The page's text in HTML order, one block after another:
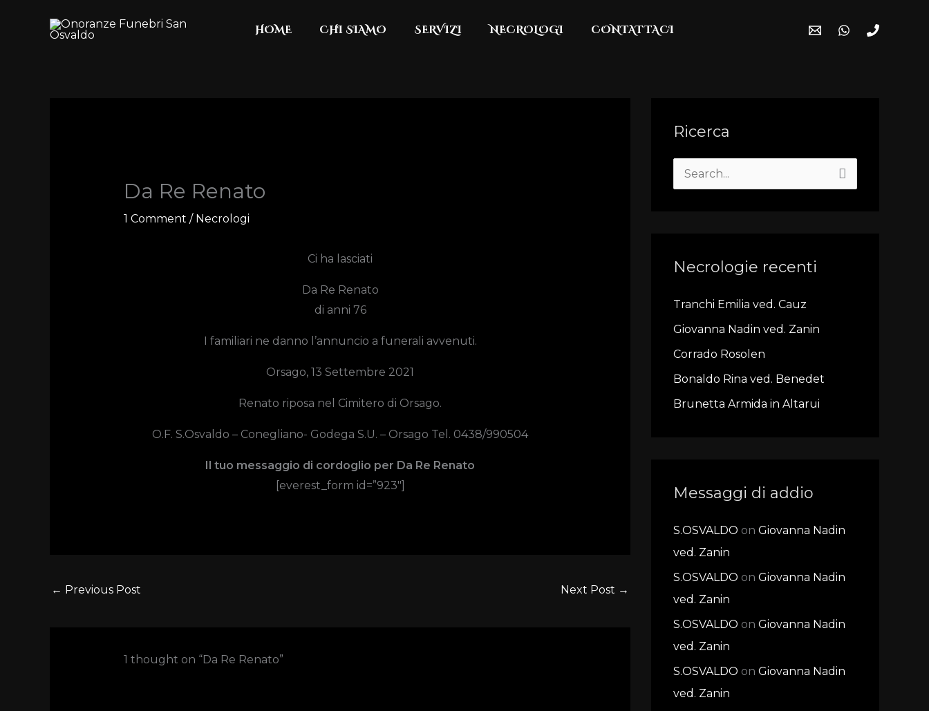
HOME CHI SIAMO SERVIZI NECROLOGI CONTATTACI
Da Re Renato
1 Comment / Necrologi
Ci ha lasciati
Da Re Renato
di anni 76
I familiari ne danno l’annuncio a funerali avvenuti.
Orsago, 13 Settembre 2021
Renato riposa nel Cimitero di Orsago.
O.F. S.Osvaldo – Conegliano- Godega S.U. – Orsago Tel. 0438/990504
Il tuo messaggio di cordoglio per Da Re Renato
[everest_form id=”923″]
← Previous Post Next Post →
1 thought on “Da Re Renato”
Ricerca
c
f
o
r
:
Necrologie recenti
Tranchi Emilia ved. Cauz
Giovanna Nadin ved. Zanin
Corrado Rosolen
Bonaldo Rina ved. Benedet
Brunetta Armida in Altarui
Messaggi di addio
S.OSVALDO on Giovanna Nadin
ved. Zanin
S.OSVALDO on Giovanna Nadin
ved. Zanin
S.OSVALDO on Giovanna Nadin
ved. Zanin
S.OSVALDO on Giovanna Nadin
ved. Zanin